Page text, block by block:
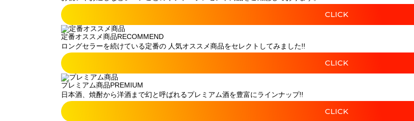
CLICK
定番オススメ商品RECOMMEND
ロングセラーを続けている定番の 人気オススメ商品をセレクトしてみました!!
CLICK
プレミアム商品PREMIUM
日本酒、焼酎から洋酒まで幻と呼ばれるプレミアム酒を豊富にラインナップ!!
CLICK